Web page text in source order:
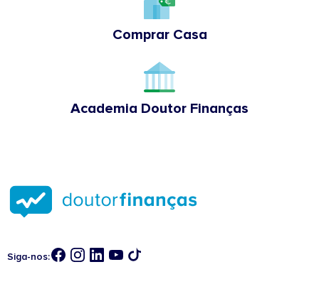
Comprar Casa
Academia Doutor Finanças
Siga-nos: